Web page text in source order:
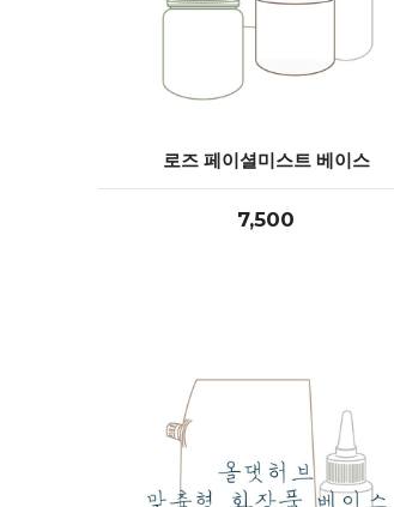
로즈 페이셜미스트 베이스
7,500